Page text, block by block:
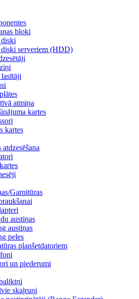
bloki
serveriem (HDD)
atmiņa
kartes
kartes
Garnitūras
austiņas
austiņas
peles
planšetdatoriem
un piederumi
skaļruņi